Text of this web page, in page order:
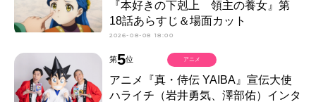
『本好きの下剋上 領主の養女』第
18話あらすじ＆場面カット
2026-08-08 18:00
第5位
アニメ『真・侍伝 YAIBA』宣伝大使
ハライチ（岩井勇気、澤部佑）インタ
アニメ